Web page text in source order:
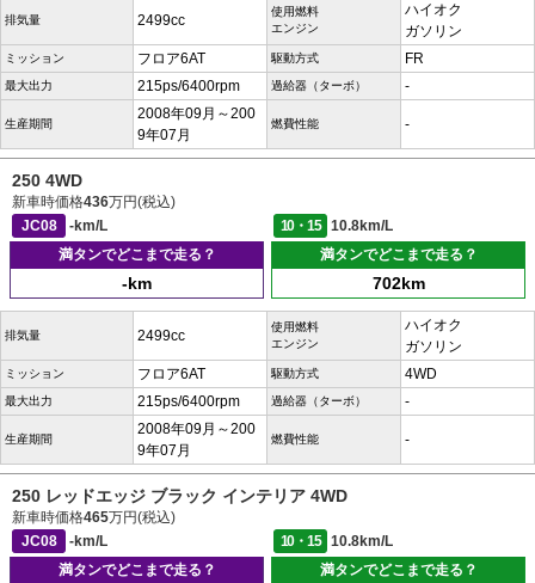
排気量 2499cc
使用燃料
エンジン
ハイオク
ガソリン
ミッション フロア6AT 駆動方式 FR
最大出力 215ps/6400rpm 過給器（ターボ） -
生産期間
2008年09月～200
9年07月
燃費性能 -
250 4WD
新車時価格436万円(税込)
JC08
-km/L 10・15
10.8km/L
満タンでどこまで走る？
-km
満タンでどこまで走る？
702km
排気量 2499cc
使用燃料
エンジン
ハイオク
ガソリン
ミッション フロア6AT 駆動方式 4WD
最大出力 215ps/6400rpm 過給器（ターボ） -
生産期間
2008年09月～200
9年07月
燃費性能 -
250 レッドエッジ ブラック インテリア 4WD
新車時価格465万円(税込)
JC08
-km/L 10・15
10.8km/L
満タンでどこまで走る？
満タンでどこまで走る？